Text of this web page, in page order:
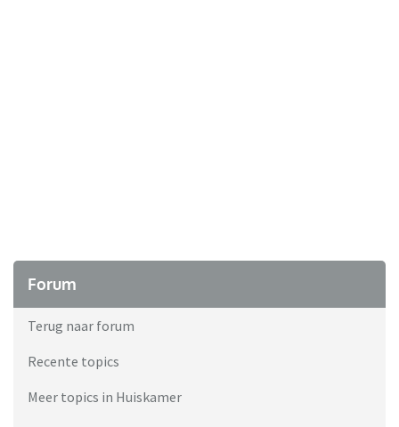
Forum
Terug naar forum
Recente topics
Meer topics in Huiskamer